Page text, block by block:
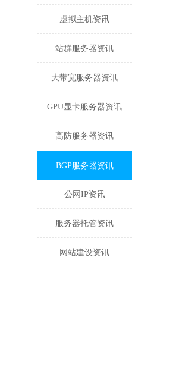
虚拟主机资讯
站群服务器资讯
大带宽服务器资讯
GPU显卡服务器资讯
高防服务器资讯
BGP服务器资讯
公网IP资讯
服务器托管资讯
网站建设资讯